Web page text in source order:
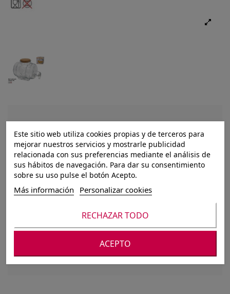
BARRIL
DISPENSADOR DE
AGUA 2900ML
Para ver nuestros precios debes registrarte o
Este sitio web utiliza cookies propias y de terceros para
mejorar nuestros servicios y mostrarle publicidad
relacionada con sus preferencias mediante el análisis de
sus hábitos de navegación. Para dar su consentimiento
sobre su uso pulse el botón Acepto.
Más información Personalizar cookies
RECHAZAR TODO
ACEPTO